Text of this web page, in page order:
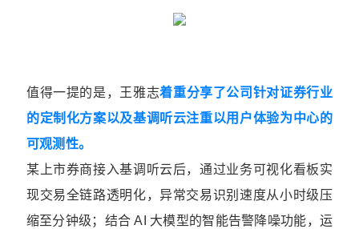
值得一提的是，王雅志着重分享了公司针对证券行业
的定制化方案以及基调听云注重以用户体验为中心的
可观测性。
某上市券商接入基调听云后，通过业务可视化看板实
现交易全链路透明化，异常交易识别速度从小时级压
缩至分钟级；结合 AI 大模型的智能告警降噪功能，运